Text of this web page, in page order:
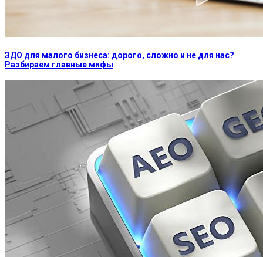
ЭДО для малого бизнеса: дорого, сложно и не для нас?
Разбираем главные мифы